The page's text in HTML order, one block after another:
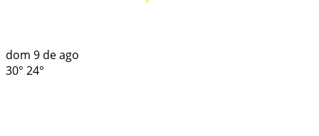
dom 9 de ago
30° 24°